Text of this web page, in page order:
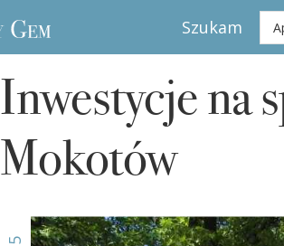
Inwestycje na
Szukam
Inwestycje na
Mokotów
5